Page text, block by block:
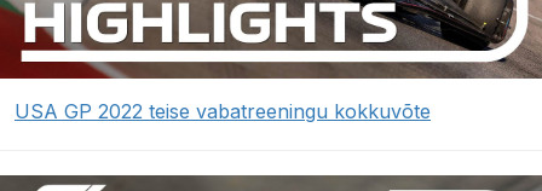
USA GP 2022 teise vabatreeningu kokkuvõte